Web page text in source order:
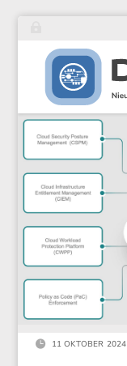
 11 OKTOBER 2024